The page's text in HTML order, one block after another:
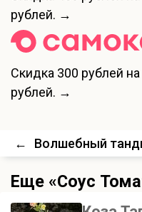
рублей. →
Скидка 300 рублей
рублей. →
← Волшебный
Еще «Соус